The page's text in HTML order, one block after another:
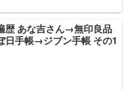
歴 あな吉さん→無印良品
日手帳→ジブン手帳 その1